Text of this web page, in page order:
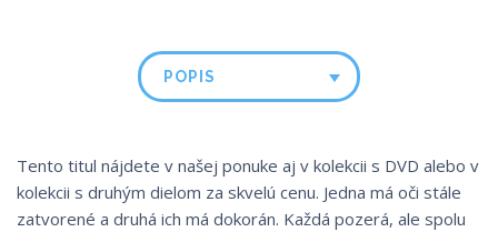
POPIS
Tento titul nájdete v našej ponuke aj v kolekcii s DVD alebo v
kolekcii s druhým dielom za skvelú cenu. Jedna má oči stále
zatvorené a druhá ich má dokorán. Každá pozerá, ale spolu